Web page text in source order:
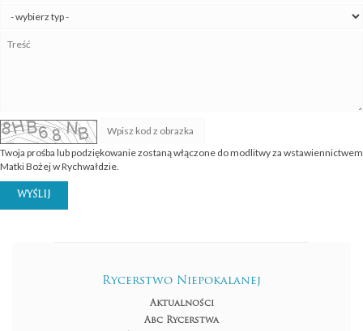
Twoja prośba lub podziękowanie zostaną włączone do modlitwy za wstawiennictwem
Matki Bożej w Rychwałdzie.
WYŚLIJ
Rycerstwo Niepokalanej
Aktualności
Abc Rycerstwa